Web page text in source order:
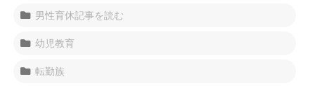
男性育休記事を読む
幼児教育
転勤族